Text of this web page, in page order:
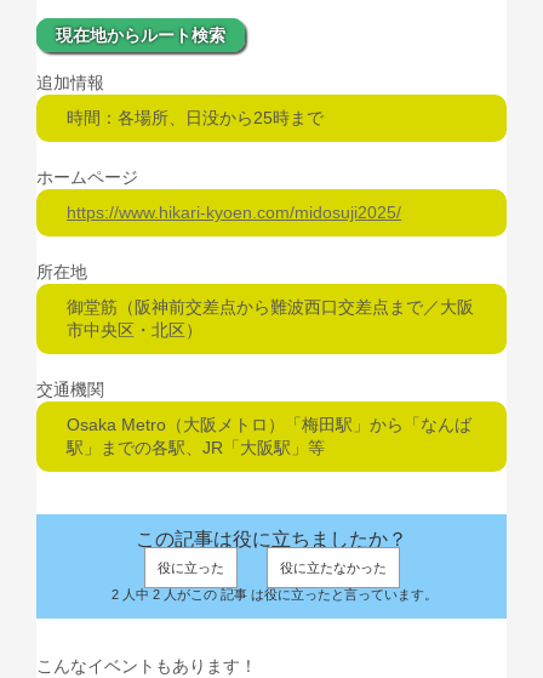
現在地からルート検索
追加情報
時間：各場所、日没から25時まで
ホームページ
https://www.hikari-kyoen.com/midosuji2025/
所在地
御堂筋（阪神前交差点から難波西口交差点まで／大阪
市中央区・北区）
交通機関
Osaka Metro（大阪メトロ）「梅田駅」から「なんば
駅」までの各駅、JR「大阪駅」等
この記事は役に立ちましたか？
役に立った
役に立たなかった
2 人中 2 人がこの 記事 は役に立ったと言っています。
こんなイベントもあります！